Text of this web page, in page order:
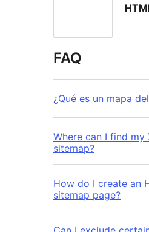
FAQ
¿Qué es un mapa
Where can I find my
sitemap?
How do I create an
sitemap page?